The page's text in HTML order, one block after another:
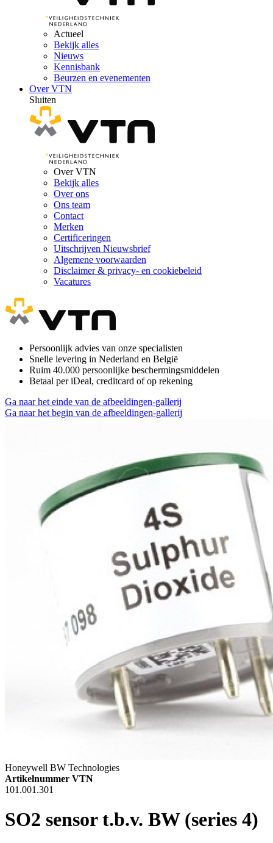
Actueel
Bekijk alles
Nieuws
Kennisbank
Beurzen en evenementen
Over VTN
Sluiten
Over VTN
Bekijk alles
Over ons
Ons team
Contact
Merken
Certificeringen
Uitschrijven Nieuwsbrief
Algemene voorwaarden
Disclaimer & privacy- en cookiebeleid
Vacatures
Persoonlijk advies van onze specialisten
Snelle levering in Nederland en België
Ruim 40.000 persoonlijke beschermingsmiddelen
Betaal per iDeal, creditcard of op rekening
Ga naar het einde van de afbeeldingen-gallerij
Ga naar het begin van de afbeeldingen-gallerij
Honeywell BW Technologies
Artikelnummer VTN
101.001.301
SO2 sensor t.b.v. BW (series 4)